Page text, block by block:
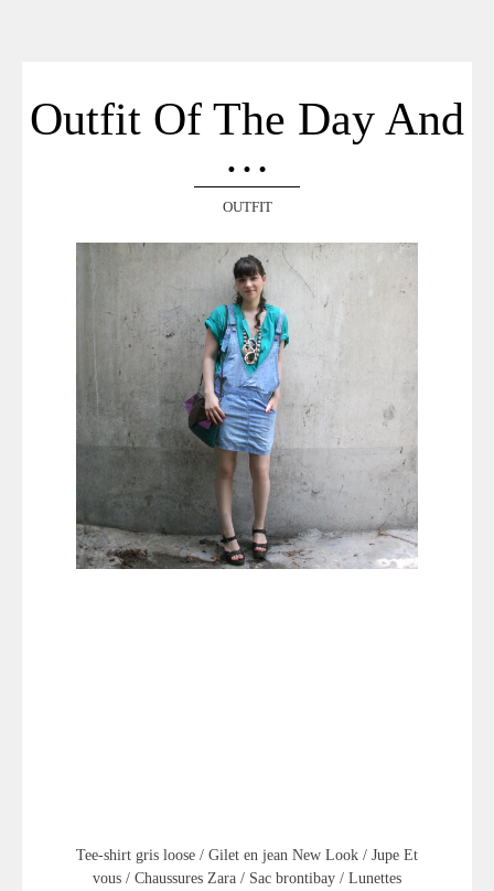
LOOKBOOK
Outfit Of The Day And
…
OUTFIT
Tee-shirt gris loose / Gilet en jean New Look / Jupe Et
vous / Chaussures Zara / Sac brontibay / Lunettes